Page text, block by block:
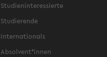
Stu­di­en­in­ter­es­sier­te
Stu­die­ren­de
In­ter­na­tio­nals
Ab­sol­vent*innen